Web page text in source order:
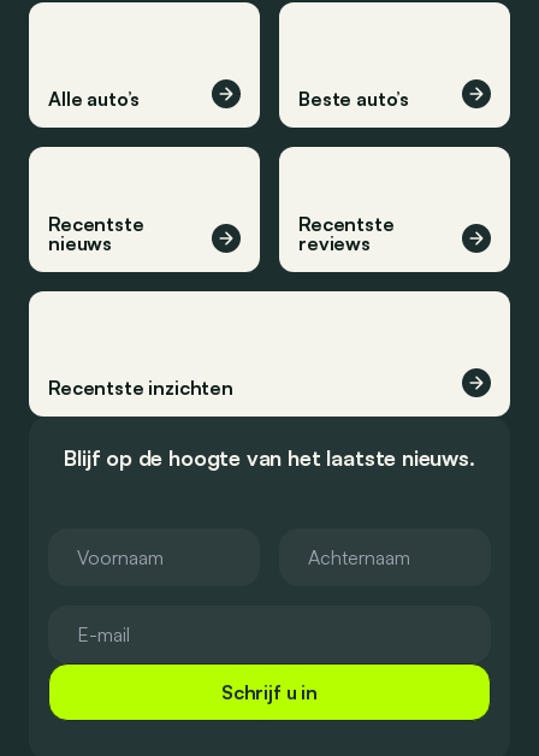
Alle auto’s Beste auto’s
Recentste
nieuws
Recentste
reviews
Recentste inzichten
Blijf op de hoogte van het laatste nieuws.
Schrijf u in